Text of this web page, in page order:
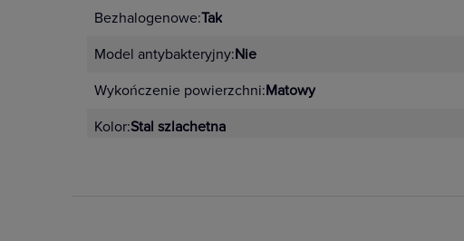
Bezhalogenowe:Tak
Model antybakteryjny:Nie
Wykończenie powierzchni:Matowy
Kolor:Stal szlachetna